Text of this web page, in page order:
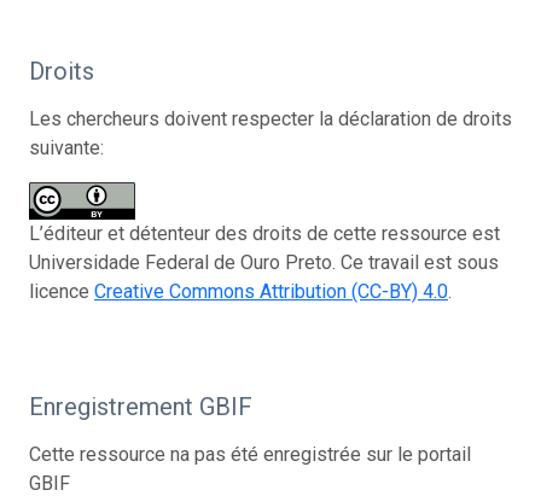
Droits
Les chercheurs doivent respecter la déclaration de droits
suivante:
L’éditeur et détenteur des droits de cette ressource est
Universidade Federal de Ouro Preto. Ce travail est sous
licence Creative Commons Attribution (CC-BY) 4.0.
Enregistrement GBIF
Cette ressource na pas été enregistrée sur le portail
GBIF